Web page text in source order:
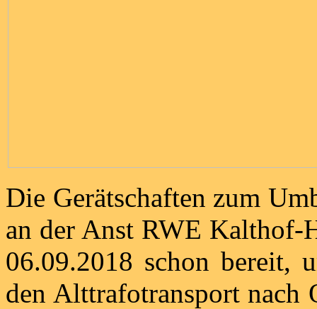
Die Gerätschaften zum
an der Anst RWE Kalthof-
06.09.2018 schon bereit,
den Alttrafotransport nach